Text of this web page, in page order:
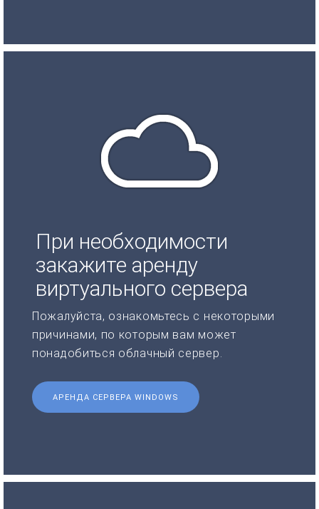
При необходимости
закажите аренду
виртуального сервера
Пожалуйста, ознакомьтесь с некоторыми
причинами, по которым вам может
понадобиться облачный сервер.
АРЕНДА СЕРВЕРА WINDOWS